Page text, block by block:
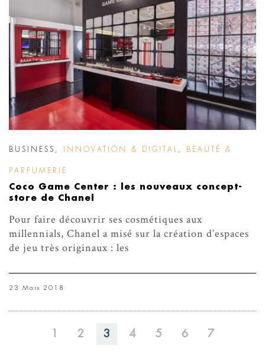
BUSINESS INNOVATION & DIGITAL BEAUTÉ &
PARFUMERIE
Coco Game Center : les nouveaux concept-
store de Chanel
Pour faire découvrir ses cosmétiques aux
millennials, Chanel a misé sur la création d’espaces
de jeu très originaux : les
23 Mars 2018
1 2 3 4 5 6 7